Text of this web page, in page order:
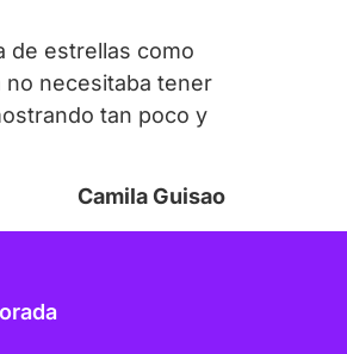
de estrellas como
no necesitaba tener
tan poco y
Camila Guisao